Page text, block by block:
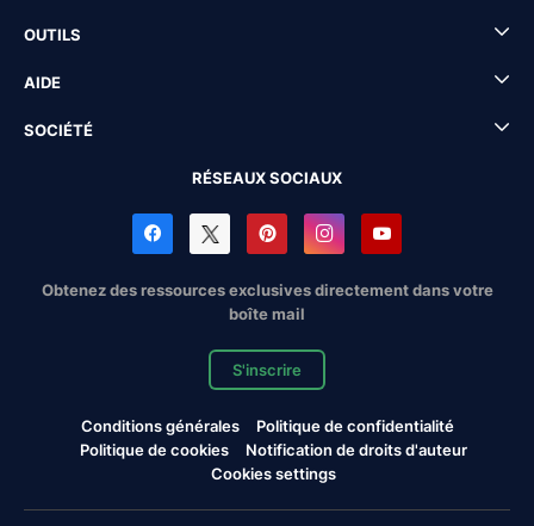
OUTILS
AIDE
SOCIÉTÉ
RÉSEAUX SOCIAUX
Obtenez des ressources exclusives directement dans votre
boîte mail
S'inscrire
Conditions générales
Politique de confidentialité
Politique de cookies
Notification de droits d'auteur
Cookies settings